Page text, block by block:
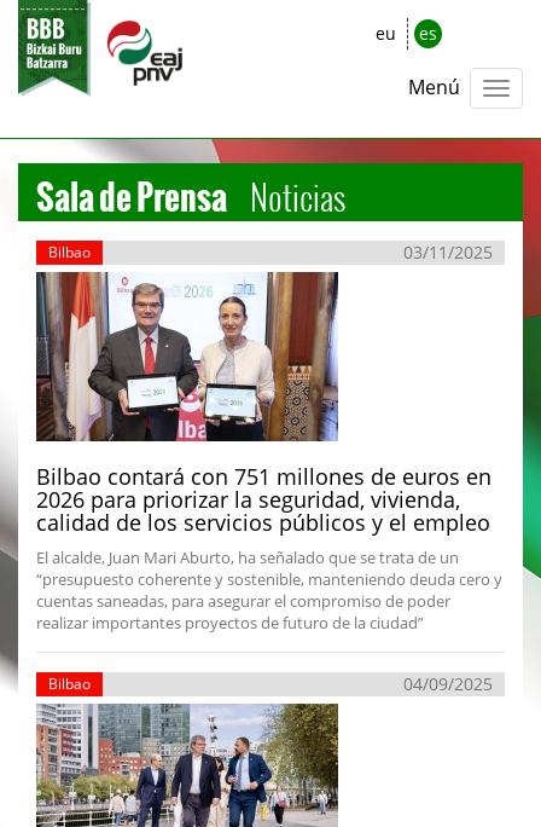
eu es
Menú
Sala de Prensa Noticias
Bilbao 03/11/2025
Bilbao contará con 751 millones de euros en
2026 para priorizar la seguridad, vivienda,
calidad de los servicios públicos y el empleo
El alcalde, Juan Mari Aburto, ha señalado que se trata de un
“presupuesto coherente y sostenible, manteniendo deuda cero y
cuentas saneadas, para asegurar el compromiso de poder
realizar importantes proyectos de futuro de la ciudad”
Bilbao 04/09/2025